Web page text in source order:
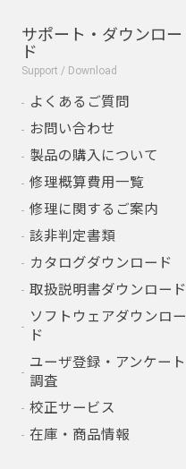
サポート・ダウンロー
ド
Support / Download
よくあるご質問
お問い合わせ
製品の購入について
修理概算費用一覧
修理に関するご案内
該非判定書類
カタログダウンロード
取扱説明書ダウンロード
ソフトウェアダウンロー
ド
ユーザ登録・アンケート
調査
校正サービス
在庫・商品情報